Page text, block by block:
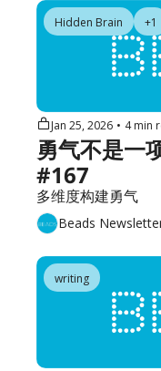
Hidden Brain +1
Jan 25, 2026 • 4 min
勇气不是一
#167
多维度构建勇气
Beads
writing